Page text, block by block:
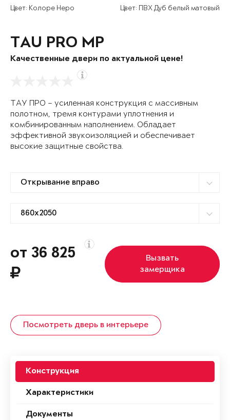
Цвет: Колоре Неро Цвет: ПВХ Дуб белый матовый
TAU PRO MP
Качественные двери по актуальной цене!
ТАУ ПРО – усиленная конструкция с массивным
полотном, тремя контурами уплотнения и
комбинированным наполнением. Обладает
эффективной звукоизоляцией и обеспечивает
высокие защитные свойства.
от 36 825
Вызвать
замерщика
Посмотреть дверь в интерьере
Конструкция
Характеристики
Документы